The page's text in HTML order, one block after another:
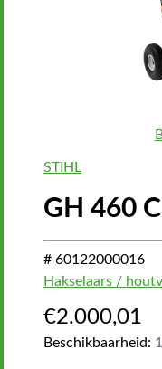
STIHL
GH 460 C
# 60122000016
Hakselaars /
€2.000,01
Beschikbaarheid: